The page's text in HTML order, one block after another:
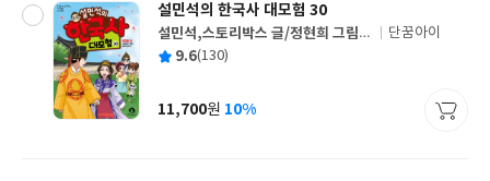
설민석의 한국사 대모험 30
글
쓴
설민석,스토리박스 글/정현희 그림/
강석화 감수
출
사
단꿈아이
평 9.6(130)
가
11,700원 10%